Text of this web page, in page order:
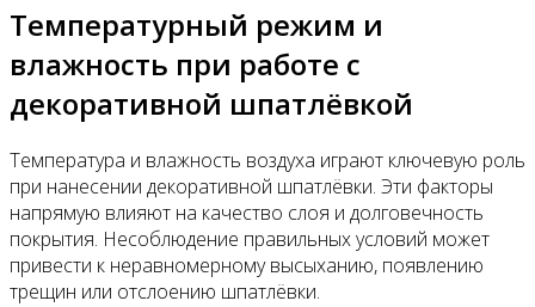
Температурный режим и
влажность при работе с
декоративной шпатлёвкой
Температура и влажность воздуха играют ключевую роль
при нанесении декоративной шпатлёвки. Эти факторы
напрямую влияют на качество слоя и долговечность
покрытия. Несоблюдение правильных условий может
привести к неравномерному высыханию, появлению
трещин или отслоению шпатлёвки.